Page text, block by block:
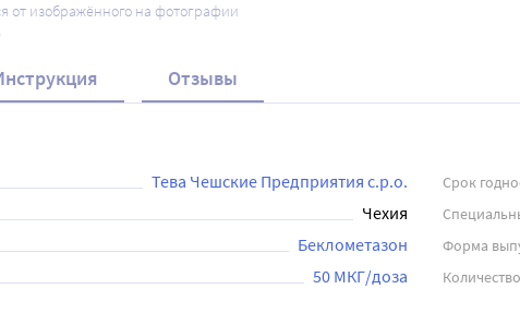
от изображённого на фотографии
Отзывы
Тева Чешские Предприятия с.р.о. Срок
Чехия
Беклометазон Форма
50 МКГ/доза